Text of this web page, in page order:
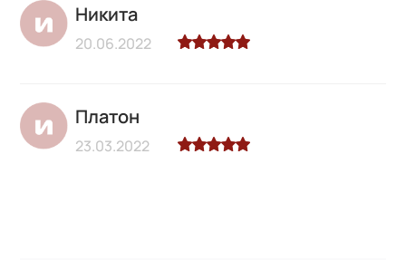
Никита
20.06.2022
Платон
23.03.2022